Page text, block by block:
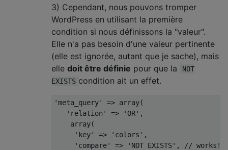
3) Cependant, nous pouvons tromper
WordPress en utilisant la première
condition si nous définissons la "valeur".
Elle n'a pas besoin d'une valeur pertinente
(elle est ignorée, autant que je sache), mais
elle doit être définie pour que la
NOT
EXISTS condition ait un effet.
'meta_query' => array(
'relation'
=> 'OR' ,
    array
(
'key'
=> 'colors' ,
'compare'
=> 'NOT EXISTS' ,
// works!